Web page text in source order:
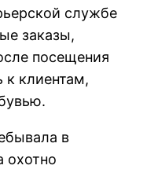
службе
заказы,
посещения
к клиентам,
в
охотно